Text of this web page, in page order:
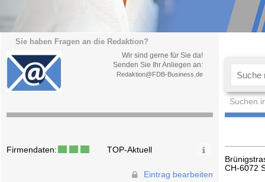
Sie haben Fragen an die Redaktion?
Wir sind gerne für Sie da!
Senden Sie Ihr Anliegen an:
Redaktion@FDB-Business.de
Suchen
Firmendaten: TOP-Aktuell
Eintrag bearbeiten
CH-6072